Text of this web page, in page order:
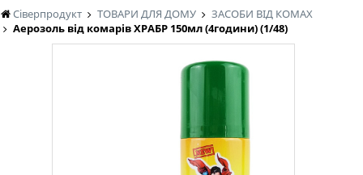
Сіверпродукт ТОВАРИ ДЛЯ ДОМУ
ЗАСОБИ ВІД КОМАХ
Аерозоль від комарів ХРАБР 150мл (4години) (1/48)